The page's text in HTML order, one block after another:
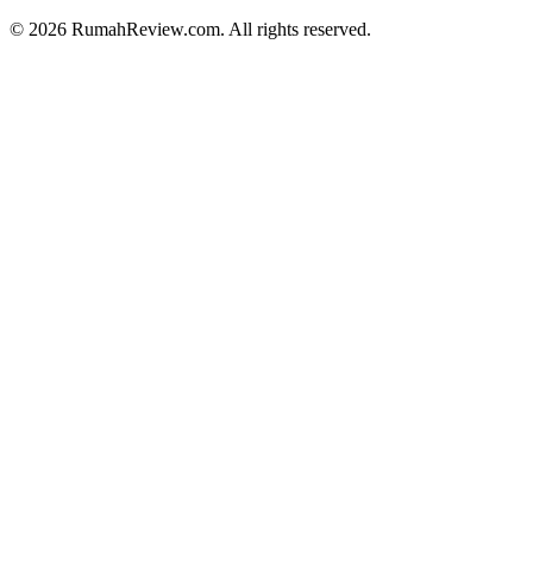
© 2026 RumahReview.com. All rights reserved.